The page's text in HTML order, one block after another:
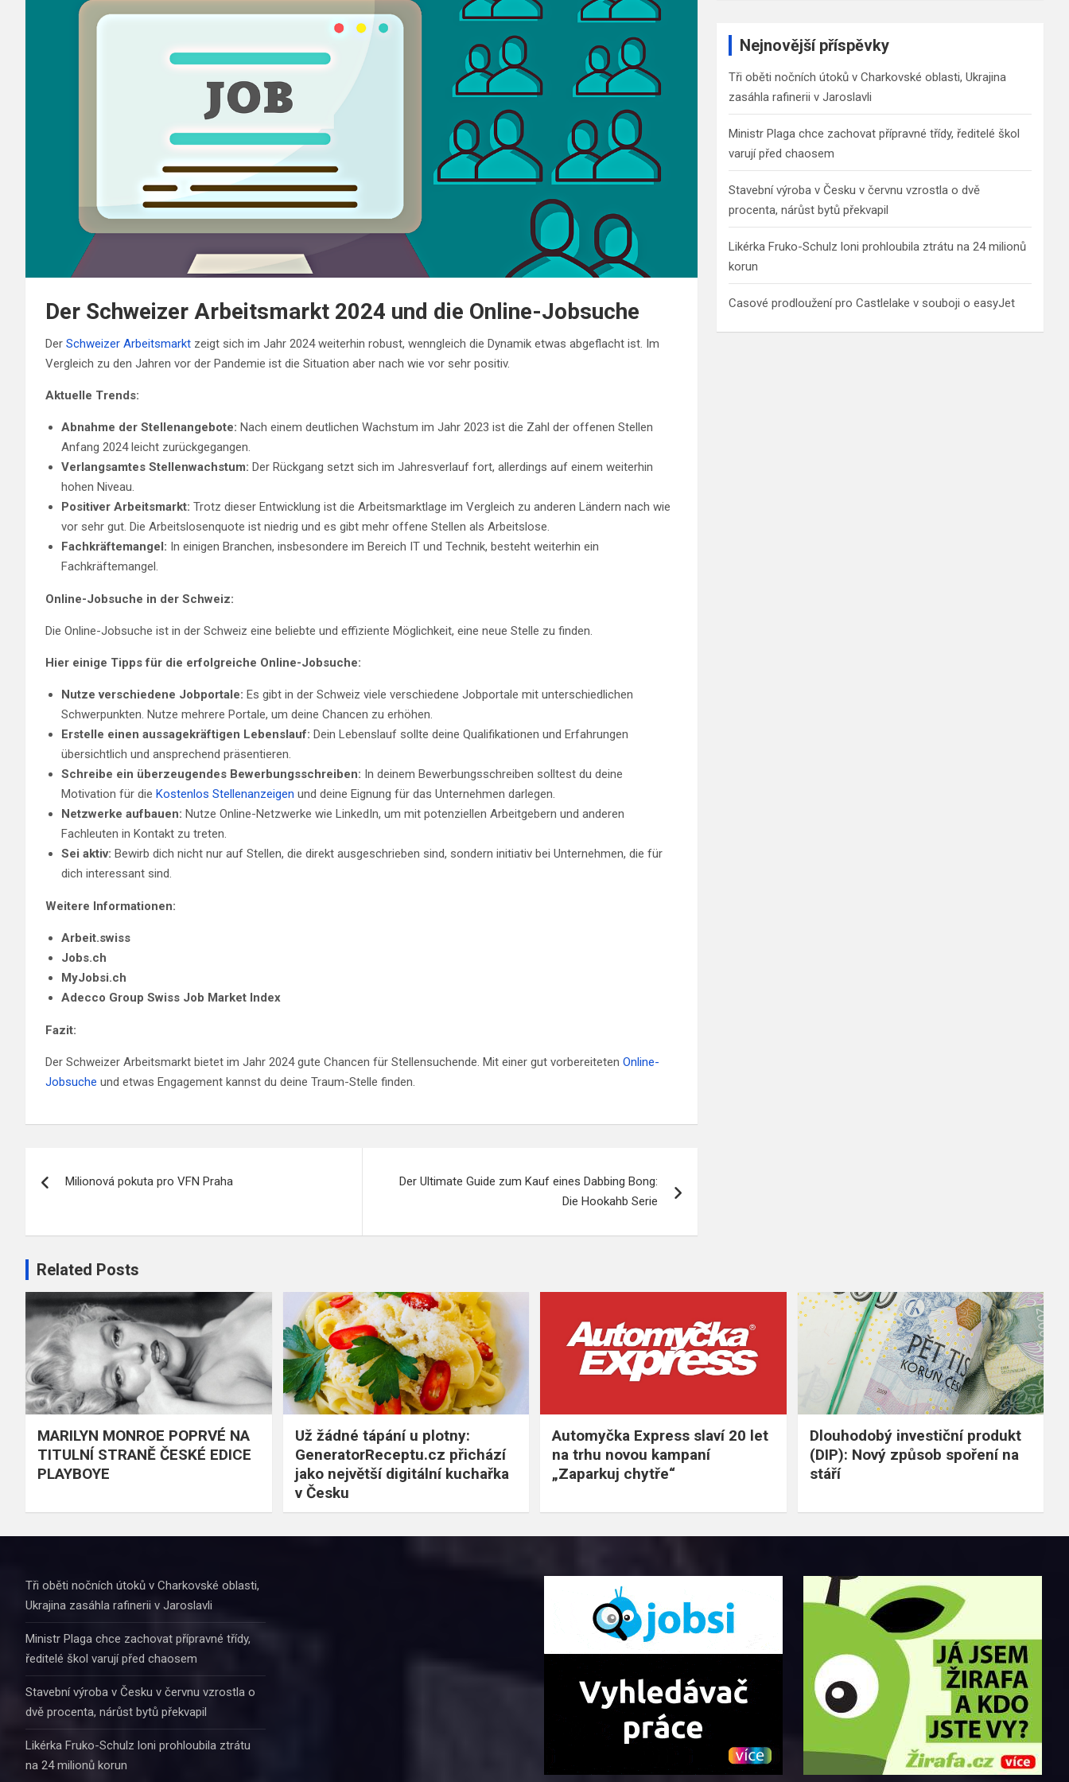
Der Schweizer Arbeitsmarkt 2024 und die Online-Jobsuche
Der Schweizer Arbeitsmarkt zeigt sich im Jahr 2024 weiterhin robust, wenngleich die Dynamik etwas abgeflacht ist. Im
Vergleich zu den Jahren vor der Pandemie ist die Situation aber nach wie vor sehr positiv.
Aktuelle Trends:
Abnahme der Stellenangebote: Nach einem deutlichen Wachstum im Jahr 2023 ist die Zahl der offenen Stellen
Anfang 2024 leicht zurückgegangen.
Verlangsamtes Stellenwachstum: Der Rückgang setzt sich im Jahresverlauf fort, allerdings auf einem weiterhin
hohen Niveau.
Positiver Arbeitsmarkt: Trotz dieser Entwicklung ist die Arbeitsmarktlage im Vergleich zu anderen Ländern nach wie
vor sehr gut. Die Arbeitslosenquote ist niedrig und es gibt mehr offene Stellen als Arbeitslose.
Fachkräftemangel: In einigen Branchen, insbesondere im Bereich IT und Technik, besteht weiterhin ein
Fachkräftemangel.
Online-Jobsuche in der Schweiz:
Die Online-Jobsuche ist in der Schweiz eine beliebte und effiziente Möglichkeit, eine neue Stelle zu finden.
Hier einige Tipps für die erfolgreiche Online-Jobsuche:
Nutze verschiedene Jobportale: Es gibt in der Schweiz viele verschiedene Jobportale mit unterschiedlichen
Schwerpunkten. Nutze mehrere Portale, um deine Chancen zu erhöhen.
Erstelle einen aussagekräftigen Lebenslauf: Dein Lebenslauf sollte deine Qualifikationen und Erfahrungen
übersichtlich und ansprechend präsentieren.
Schreibe ein überzeugendes Bewerbungsschreiben: In deinem Bewerbungsschreiben solltest du deine
Motivation für die Kostenlos Stellenanzeigen und deine Eignung für das Unternehmen darlegen.
Netzwerke aufbauen: Nutze Online-Netzwerke wie LinkedIn, um mit potenziellen Arbeitgebern und anderen
Fachleuten in Kontakt zu treten.
Sei aktiv: Bewirb dich nicht nur auf Stellen, die direkt ausgeschrieben sind, sondern initiativ bei Unternehmen, die für
dich interessant sind.
Weitere Informationen:
Arbeit.swiss
Jobs.ch
MyJobsi.ch
Adecco Group Swiss Job Market Index
Fazit:
Der Schweizer Arbeitsmarkt bietet im Jahr 2024 gute Chancen für Stellensuchende. Mit einer gut vorbereiteten Online-
Jobsuche und etwas Engagement kannst du deine Traum-Stelle finden.
pro
příspěvek
Milionová pokuta pro VFN Praha
Der Ultimate Guide zum Kauf eines Dabbing Bong:
Die Hookahb Serie
Nejnovější příspěvky
Tři oběti nočních útoků v Charkovské oblasti, Ukrajina
zasáhla rafinerii v Jaroslavli
Ministr Plaga chce zachovat přípravné třídy, ředitelé škol
varují před chaosem
Stavební výroba v Česku v červnu vzrostla o dvě
procenta, nárůst bytů překvapil
Likérka Fruko-Schulz loni prohloubila ztrátu na 24 milionů
korun
Casové prodloužení pro Castlelake v souboji o easyJet
Related Posts
MARILYN MONROE POPRVÉ NA
TITULNÍ STRANĚ ČESKÉ EDICE
PLAYBOYE
Už žádné tápání u plotny:
GeneratorReceptu.cz přichází
jako největší digitální kuchařka
v Česku
Automyčka Express slaví 20 let
na trhu novou kampaní
„Zaparkuj chytře“
Dlouhodobý investiční produkt
(DIP): Nový způsob spoření na
stáří
Tři oběti nočních útoků v Charkovské oblasti,
Ukrajina zasáhla rafinerii v Jaroslavli
Ministr Plaga chce zachovat přípravné třídy,
ředitelé škol varují před chaosem
Stavební výroba v Česku v červnu vzrostla o
dvě procenta, nárůst bytů překvapil
Likérka Fruko-Schulz loni prohloubila ztrátu
na 24 milionů korun